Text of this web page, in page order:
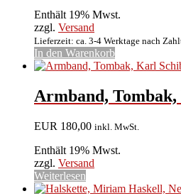
Enthält 19% Mwst.
zzgl. Versand
Lieferzeit: ca. 3-4 Werktage nach
In den Warenkorb
Armband,
EUR 180,00 inkl. MwSt.
Enthält 19% Mwst.
zzgl. Versand
Weiterlesen